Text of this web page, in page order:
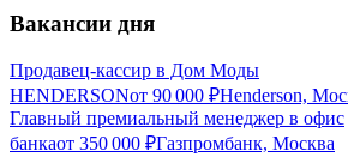
Вакансии дня
Продавец-кассир в Дом Моды
HENDERSONот 90 000 ₽Henderson,
Главный премиальный менеджер в офис
банкаот 350 000 ₽Газпромбанк, Москва